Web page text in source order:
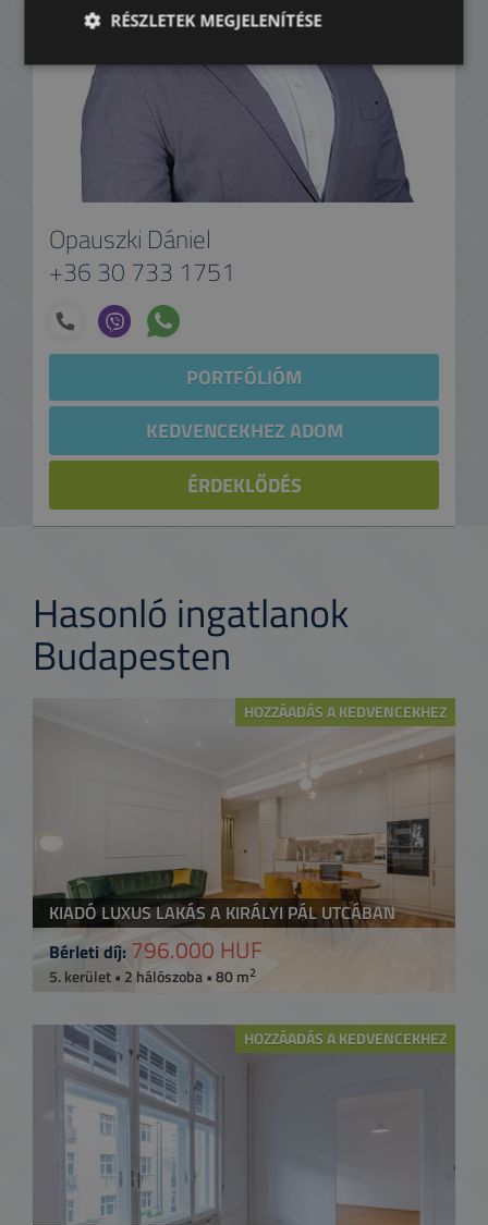
Opauszki Dániel
+36 30 733 1751
PORTFÓLIÓM
KEDVENCEKHEZ ADOM
ÉRDEKLŐDÉS
Hasonló ingatlanok
Budapesten
HOZZÁADÁS A KEDVENCEKHEZ
KIADÓ LUXUS LAKÁS A KIRÁLYI PÁL UTCÁBAN
Bérleti díj: 796.000 HUF
5. kerület • 2 hálószoba • 80 m2
HOZZÁADÁS A KEDVENCEKHEZ
RÉSZLETEK MEGJELENÍTÉSE